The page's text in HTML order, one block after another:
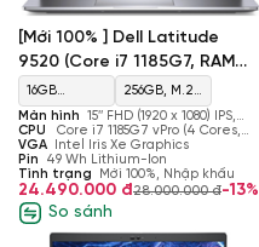
[Mới 100% ] Dell Latitude
9520 (Core i7 1185G7, RAM
16GB, SSD 256GB, Màn 15''
FHD)
16GB
LPDDR4x
4266MHz
256GB, M.2,
PCIe NVMe,
SSD
Màn hình 15″ FHD (1920 x 1080) IPS,
Anti-Glare, 400 Nits
CPU
Core i7 1185G7 vPro (4 Cores,
12MB Cache, up to 4.8GHz Max Turbo
Frequency)
VGA
Intel Iris Xe Graphics
Pin
49 Wh Lithium-Ion
Tình trạng
Mới 100%, Nhập khẩu
24.490.000 đ28.000.000 đ-13%
So sánh